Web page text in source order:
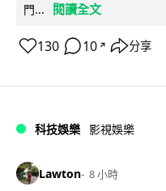
門...
閱讀全文
130 10 ↗ 分享
科技娛樂 影視娛樂
Lawton 8 小時